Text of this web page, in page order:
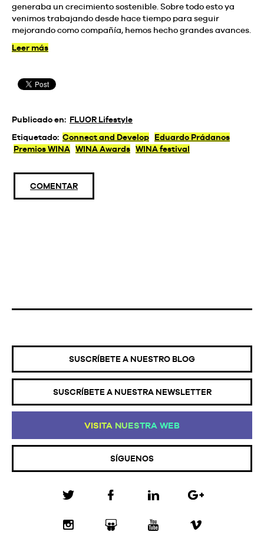
generaba un crecimiento sostenible. Sobre todo esto ya
venimos trabajando desde hace tiempo para seguir
mejorando como compañía, hemos hecho grandes avances.
Leer más
Publicado en: FLUOR Lifestyle
Etiquetado: Connect and Develop
Eduardo Prádanos
Premios WINA WINA Awards WINA festival
COMENTAR
SUSCRÍBETE A NUESTRO BLOG
SUSCRÍBETE A NUESTRA NEWSLETTER
VISITA NUESTRA WEB
SÍGUENOS